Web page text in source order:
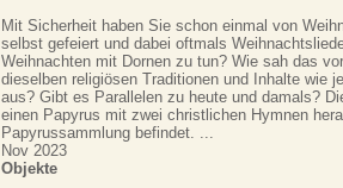
Mit Sicherheit haben Sie schon einmal von
selbst gefeiert und dabei oftmals
Weihnachten mit Dornen zu tun? Wie sah das
dieselben religiösen Traditionen und Inhalte wie
aus? Gibt es Parallelen zu heute und damals?
einen Papyrus mit zwei christlichen Hymnen
Papyrussammlung befindet. ...
Nov 2023
Objekte